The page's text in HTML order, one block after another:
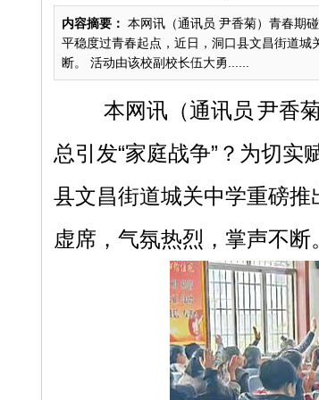
内容摘要： 本网讯（通讯员 尹香菊）青春期
平稳度过青春起点，近日，洞口县文昌街道城
断。 活动由该校副校长伍大勇......
本网讯（通讯员 尹香
总引发“家庭战争”？为切实
县文昌街道城关中学重磅推
虚席，气氛热烈，掌声不断。